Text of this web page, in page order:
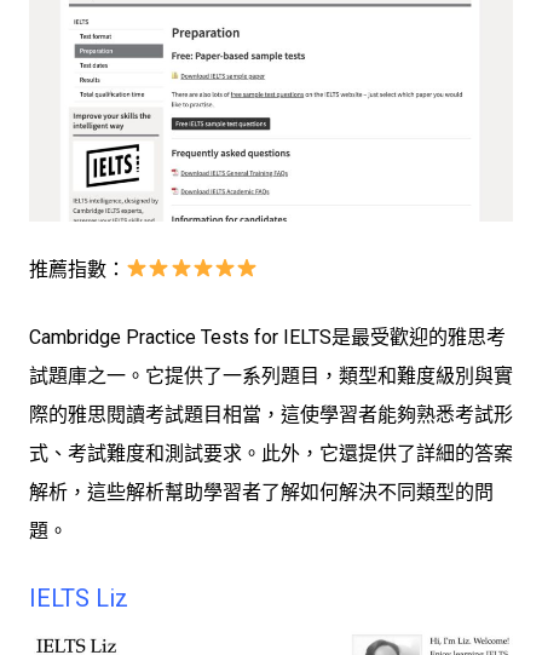
推薦指數：
Cambridge Practice Tests for IELTS是最受歡迎的雅思考
試題庫之一。它提供了一系列題目，類型和難度級別與實
際的雅思閱讀考試題目相當，這使學習者能夠熟悉考試形
式、考試難度和測試要求。此外，它還提供了詳細的答案
解析，這些解析幫助學習者了解如何解決不同類型的問
題。
IELTS Liz